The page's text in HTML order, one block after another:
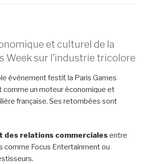
et culturel de la
Week sur l’industrie tricolore
événement festif, la Paris Games
un moteur économique et
française. Ses retombées sont
des relations commerciales entre
comme Focus Entertainment ou